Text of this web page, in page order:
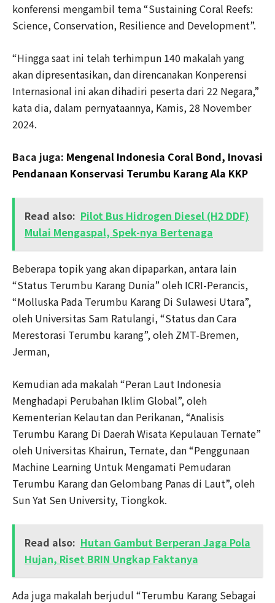
konferensi mengambil tema “Sustaining Coral Reefs:
Science, Conservation, Resilience and Development”.
“Hingga saat ini telah terhimpun 140 makalah yang
akan dipresentasikan, dan direncanakan Konperensi
Internasional ini akan dihadiri peserta dari 22 Negara,”
kata dia, dalam pernyataannya, Kamis, 28 November
2024.
Baca juga: Mengenal Indonesia Coral Bond, Inovasi
Pendanaan Konservasi Terumbu Karang Ala KKP
Read also: Pilot Bus Hidrogen Diesel (H2 DDF)
Mulai Mengaspal, Spek-nya Bertenaga
Beberapa topik yang akan dipaparkan, antara lain
“Status Terumbu Karang Dunia” oleh ICRI-Perancis,
“Molluska Pada Terumbu Karang Di Sulawesi Utara”,
oleh Universitas Sam Ratulangi, “Status dan Cara
Merestorasi Terumbu karang”, oleh ZMT-Bremen,
Jerman,
Kemudian ada makalah “Peran Laut Indonesia
Menghadapi Perubahan Iklim Global”, oleh
Kementerian Kelautan dan Perikanan, “Analisis
Terumbu Karang Di Daerah Wisata Kepulauan Ternate”
oleh Universitas Khairun, Ternate, dan “Penggunaan
Machine Learning Untuk Mengamati Pemudaran
Terumbu Karang dan Gelombang Panas di Laut”, oleh
Sun Yat Sen University, Tiongkok.
Read also: Hutan Gambut Berperan Jaga Pola
Hujan, Riset BRIN Ungkap Faktanya
Ada juga makalah berjudul “Terumbu Karang Sebagai